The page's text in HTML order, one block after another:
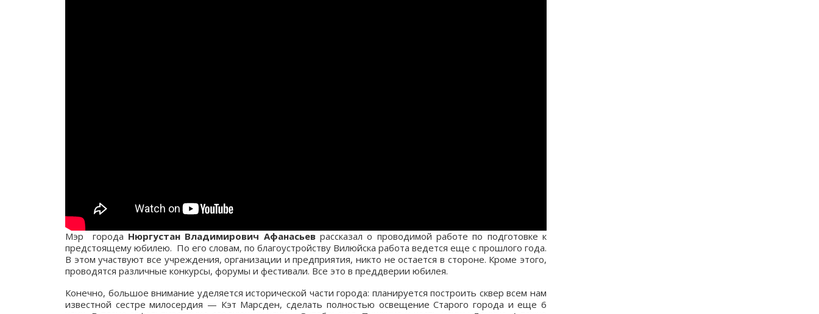
Мэр города Нюргустан Владимирович Афанасьеврассказал о проводимой работе по подготовке к
предстоящему юбилею. По его словам, по благоустройству Вилюйска работа ведется еще с прошлого года.
В этом участвуют все учреждения, организации и предприятия, никто не остается в стороне. Кроме этого,
проводятся различные конкурсы, форумы и фестивали. Все это в преддверии юбилея.
Конечно, большое внимание уделяется исторической части города: планируется построить сквер всем нам
известной сестре милосердия — Кэт Марсден, сделать полностью освещение Старого города и еще 6